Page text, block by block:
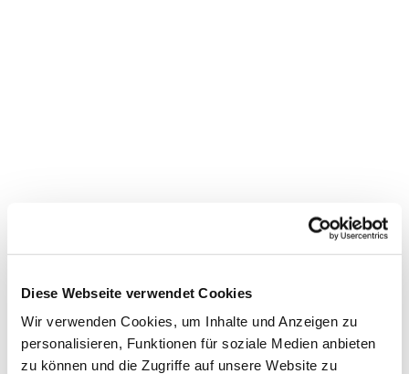
Diese Webseite verwendet Cookies
Wir verwenden Cookies, um Inhalte und Anzeigen zu
personalisieren, Funktionen für soziale Medien anbieten
zu können und die Zugriffe auf unsere Website zu